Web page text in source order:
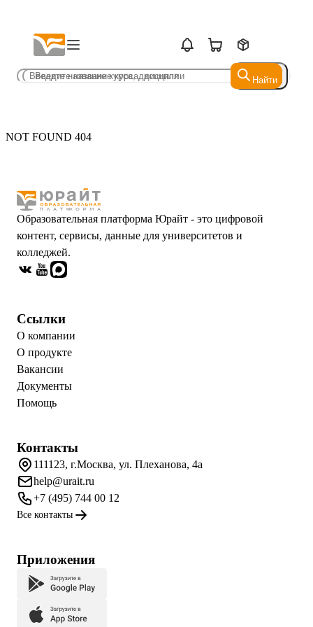
Найти
Найти
NOT FOUND 404
Образовательная платформа Юрайт - это цифровой
контент, сервисы, данные для университетов и
колледжей.
Ссылки
О компании
О продукте
Вакансии
Документы
Помощь
Контакты
111123, г.Москва, ул. Плеханова, 4а
help@urait.ru
+7 (495) 744 00 12
Все контакты
Приложения